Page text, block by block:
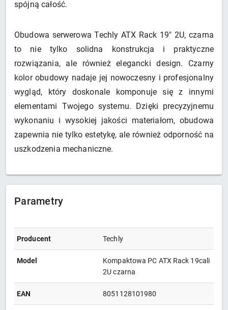
spójną całość.
Obudowa serwerowa Techly ATX Rack 19" 2U, czarna
to nie tylko solidna konstrukcja i praktyczne
rozwiązania, ale również elegancki design. Czarny
kolor obudowy nadaje jej nowoczesny i profesjonalny
wygląd, który doskonale komponuje się z innymi
elementami Twojego systemu. Dzięki precyzyjnemu
wykonaniu i wysokiej jakości materiałom, obudowa
zapewnia nie tylko estetykę, ale również odporność na
uszkodzenia mechaniczne.
Parametry
Producent Techly
Model
Kompaktowa PC ATX Rack 19cali
2U czarna
EAN 8051128101980